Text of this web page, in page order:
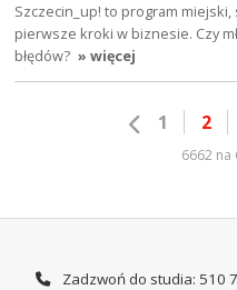
Szczecin_up! to program
pierwsze kroki w biznesie. Czy
błędów? » więcej
1 2
6662 na
Zadzwoń do studia: 510